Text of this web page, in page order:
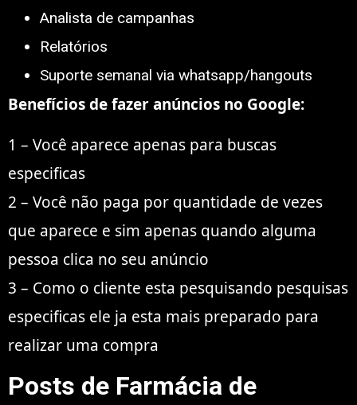
Analista de campanhas
Relatórios
Suporte semanal via whatsapp/hangouts
Benefícios de fazer anúncios no Google:
1 – Você aparece apenas para buscas
especificas
2 – Você não paga por quantidade de vezes
que aparece e sim apenas quando alguma
pessoa clica no seu anúncio
3 – Como o cliente esta pesquisando pesquisas
especificas ele ja esta mais preparado para
realizar uma compra
Posts de Farmácia de